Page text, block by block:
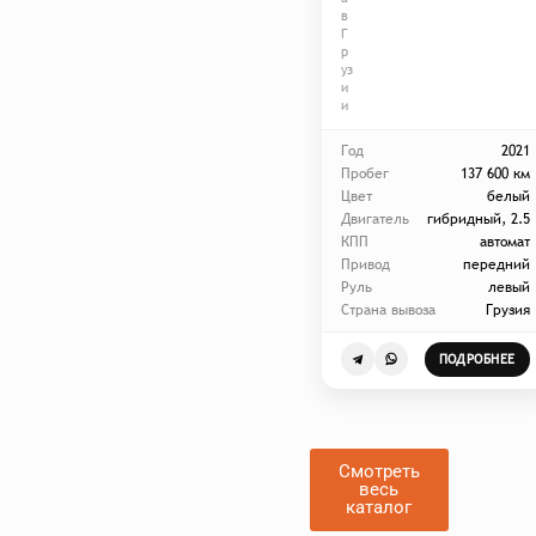
в
Г
р
уз
и
и
Год
2021
Пробег
137 600 км
Цвет
белый
Двигатель
гибридный, 2.5
КПП
автомат
Привод
передний
Руль
левый
Страна вывоза
Грузия
ПОДРОБНЕЕ
Смотреть
весь
каталог